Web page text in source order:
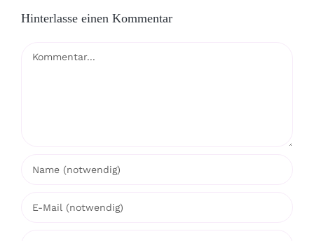
Hinterlasse einen Kommentar